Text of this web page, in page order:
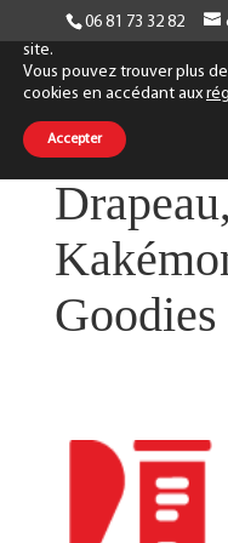
06 81 73 32 82
Goodies
Nous utilisons des cookies
site.
Vous pouvez trouver plus
cookies en accédant aux
Accepter